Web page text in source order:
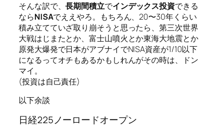
そんな訳で、長期間積立でインデックス投資できる
ならNISAでええやろ。もちろん、20〜30年くらい
積み立てていざ取り崩そうと思ったら、第三次世界
大戦はじまたとか、富士山噴火とか東海大地震とか
原発大爆発で日本がアブナイでNISA資産が1/10以下
になるってオチもあるかもしれんがその時は、ドン
マイ。
(投資は自己責任)
以下余談
日経225ノーロードオープン